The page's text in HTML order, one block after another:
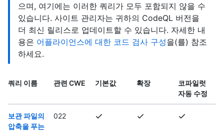
으며, 여기에는 이러한 쿼리가 모두 포함되지 않을 수
있습니다. 사이트 관리자는 귀하의 CodeQL 버전을
더 최신 릴리스로 업데이트할 수 있습니다. 자세한 내
용은 어플라이언스에 대한 코드 검사 구성을(를) 참조
하세요.
쿼리 이름 관련 CWE 기본값 확장
코파일럿
자동 수정
보관 파일의
압축을 푸는
022